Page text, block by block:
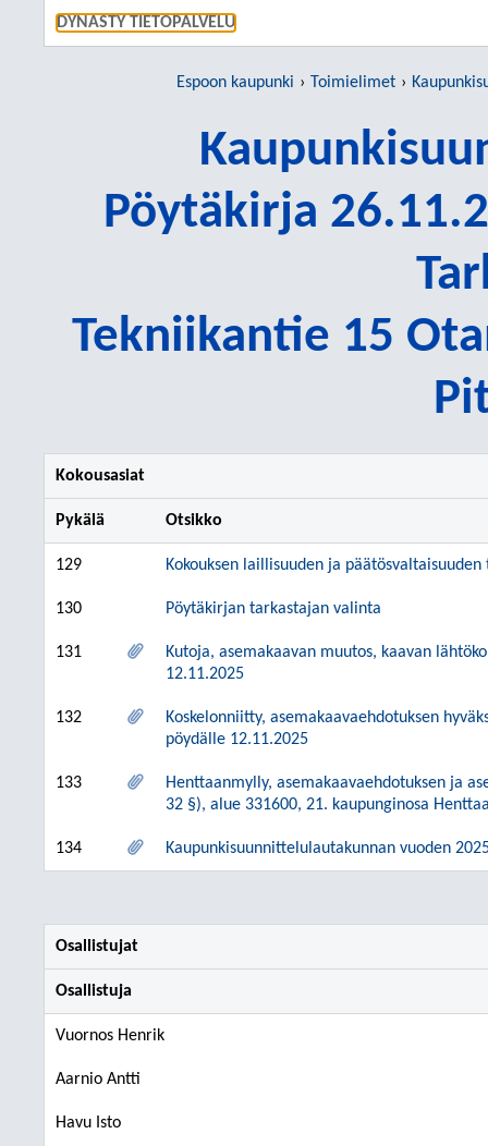
DYNASTY TIETOPALVELU
Espoon kaupunki Toimielimet
Pöytäkirja
Tekniikantie 15
Kokousasiat
Pykälä Otsikko
129 Kokouksen laillisuuden ja
130 Pöytäkirjan tarkastajan valinta
131
Kutoja, asemakaavan muutos, kaavan
12.11.2025
132
Koskelonniitty, asemakaavaehdotuksen
pöydälle 12.11.2025
133
Henttaanmylly, asemakaavaehdotuksen ja
32 §), alue 331600, 21. kaupunginosa
134 Kaupunkisuunnittelulautakunnan vuoden
Osallistujat
Osallistuja
Vuornos Henrik
Aarnio Antti
Havu Isto